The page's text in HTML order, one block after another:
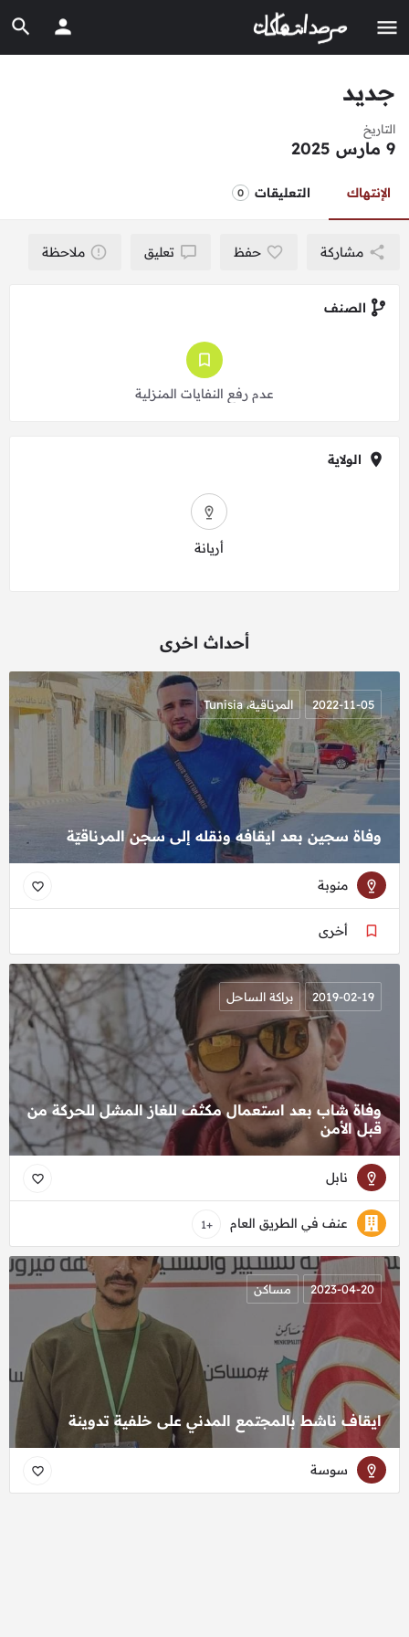
جديد
التاريخ
9 مارس 2025
الإنتهاك التعليقات 0
مشاركة حفظ تعليق ملاحظة
الصنف
عدم رفع النفايات المنزلية
الولاية
أريانة
أحداث اخرى
وفاة سجين بعد ايقافه ونقله إلى سجن المرناقيّة
2022-11-05 المرناقية، Tunisia
منوبة
أخرى
وفاة شاب بعد استعمال مكثف للغاز المشل للحركة من
قبل الأمن
2019-02-19 براكة الساحل
نابل
عنف في الطريق العام +1
ايقاف ناشط بالمجتمع المدني على خلفية تدوينة
2023-04-20 مساكن
سوسة